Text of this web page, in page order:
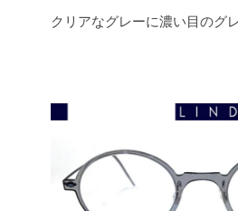
クリアなグレーに濃い目のグ